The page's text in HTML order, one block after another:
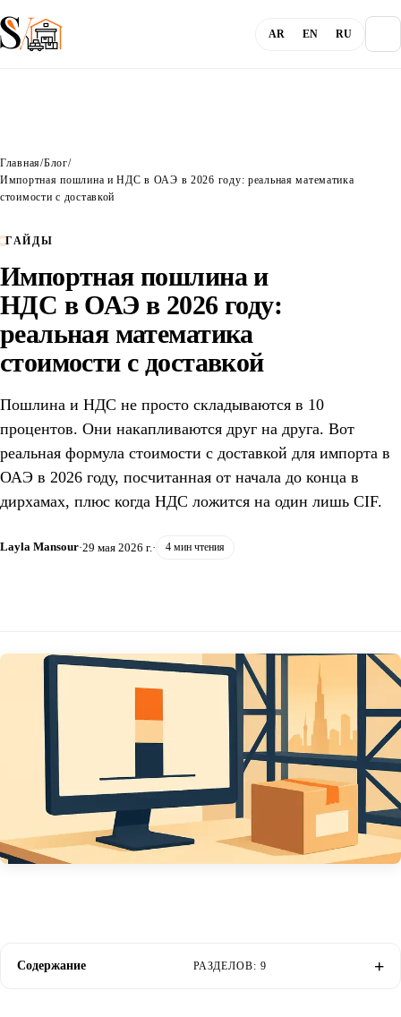
AR EN RU
Блог
Услуги
Каналы
Вход
Главная/Блог/
Импортная пошлина и НДС в ОАЭ в 2026 году: реальная математика
стоимости с доставкой
ГАЙДЫ
Импортная пошлина и
НДС в ОАЭ в 2026 году:
реальная математика
стоимости с доставкой
Пошлина и НДС не просто складываются в 10
процентов. Они накапливаются друг на друга. Вот
реальная формула стоимости с доставкой для импорта в
ОАЭ в 2026 году, посчитанная от начала до конца в
дирхамах, плюс когда НДС ложится на один лишь CIF.
Layla Mansour·29 мая 2026 г. · 4 мин чтения
Содержание РАЗДЕЛОВ: 9